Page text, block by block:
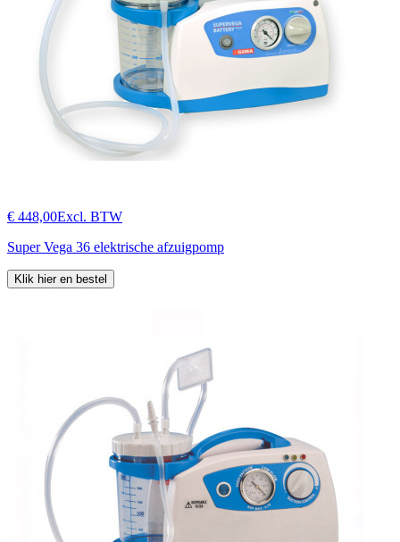
€ 448,00Excl. BTW
Super Vega 36 elektrische afzuigpomp
Klik hier en bestel